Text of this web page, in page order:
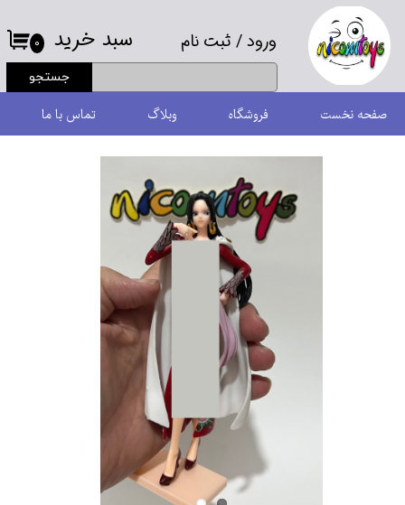
ورود/ ثبت نام
حساب کاربری من
تغییر گذر واژه
سفارشات
جستجو
۰ سبد خرید
صفحه نخست فروشگاه وبلاگ تماس با ما